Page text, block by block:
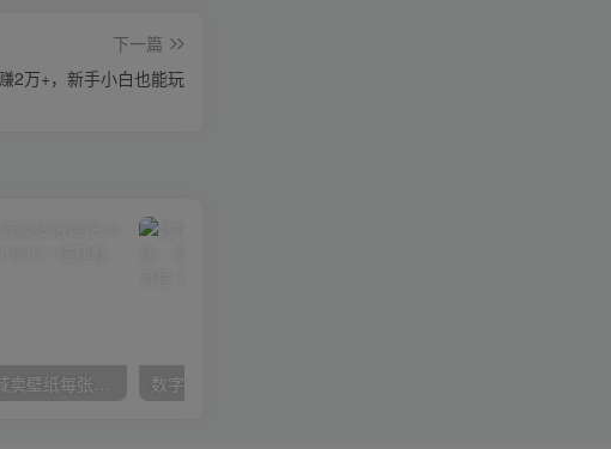
下一篇
2万+，新手小白也能玩
在小红书引流私域卖壁纸每张29元单日最高卖出200张(0-1搭建教程)